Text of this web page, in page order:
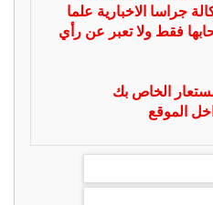
جراسا الاخبارية علما
فقط ولا تعبر عن رأي
الخاص بك
الموقع